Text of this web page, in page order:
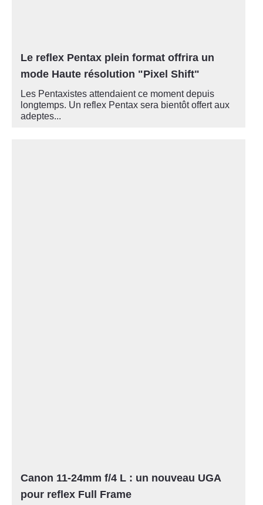
Le reflex Pentax plein format offrira un
mode Haute résolution "Pixel Shift"
Les Pentaxistes attendaient ce moment depuis
longtemps. Un reflex Pentax sera bientôt offert aux
adeptes...
Canon 11-24mm f/4 L : un nouveau UGA
pour reflex Full Frame